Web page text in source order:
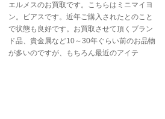
エルメスのお買取です。こちらはミニマイヨ
ン。ピアスです。近年ご購入されたとのこと
で状態も良好です。お買取させて頂くブラン
ド品、貴金属など10～30年ぐらい前のお品物
が多いのですが、もちろん最近のアイテ